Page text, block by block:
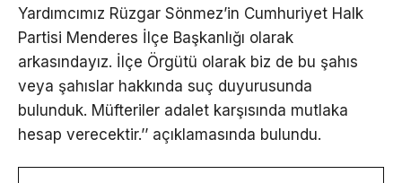
Yardımcımız Rüzgar Sönmez’in Cumhuriyet Halk
Partisi Menderes İlçe Başkanlığı olarak
arkasındayız. İlçe Örgütü olarak biz de bu şahıs
veya şahıslar hakkında suç duyurusunda
bulunduk. Müfteriler adalet karşısında mutlaka
hesap verecektir.’’ açıklamasında bulundu.